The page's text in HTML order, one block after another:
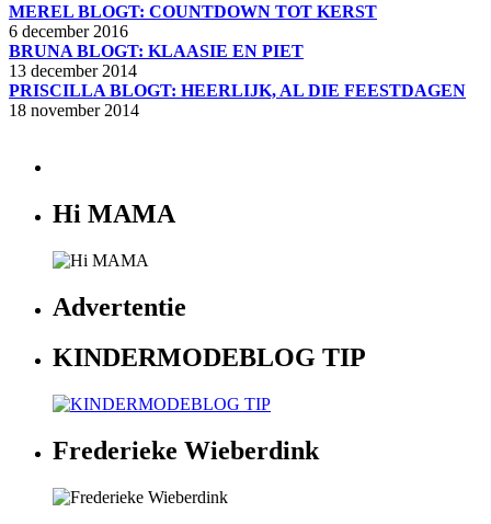
MEREL BLOGT: COUNTDOWN TOT KERST
6 december 2016
BRUNA BLOGT: KLAASIE EN PIET
13 december 2014
PRISCILLA BLOGT: HEERLIJK, AL DIE FEESTDAGEN
18 november 2014
Hi MAMA
Advertentie
KINDERMODEBLOG TIP
Frederieke Wieberdink